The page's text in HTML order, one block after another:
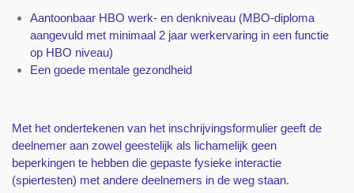
Aantoonbaar HBO werk- en denkniveau (MBO-diploma
aangevuld met minimaal 2 jaar werkervaring in een functie
op HBO niveau)
Een goede mentale gezondheid
Met het ondertekenen van het inschrijvingsformulier geeft de
deelnemer aan zowel geestelijk als lichamelijk geen
beperkingen te hebben die gepaste fysieke interactie
(spiertesten) met andere deelnemers in de weg staan.